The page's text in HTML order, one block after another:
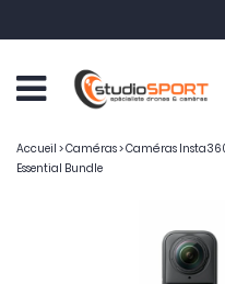
Accueil >Caméras>Caméras
Essential Bundle